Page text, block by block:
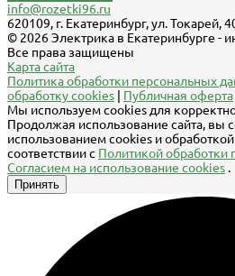
info@rozetki96.ru
620109, г. Екатеринбург, ул. Токарей,
© 2026 Электрика в Екатеринбурге -
Все права защищены
Карта сайта
Политика обработки персональных
обработку cookies | Публичная оферта
Мы используем cookies для
Продолжая использование сайта, вы
использованием cookies и
соответствии с Политикой обработки
Согласием на использование cookies .
Принять